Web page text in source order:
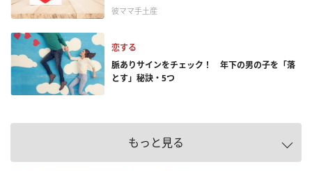
彼ママ手土産
恋する
脈ありサインをチェック！ 年下の男の子を「落
とす」秘訣・5つ
もっと見る